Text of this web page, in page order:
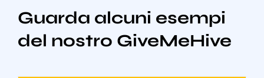
Guarda alcuni esempi
del nostro GiveMeHive